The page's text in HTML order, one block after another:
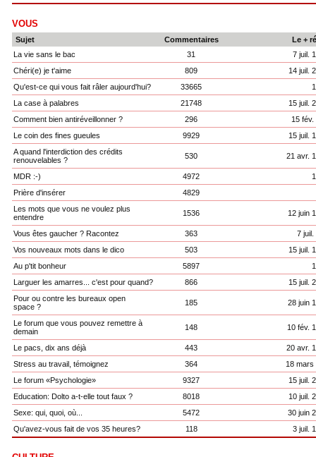
VOUS
Sujet Commentaires
Le +
La vie sans le bac
31
7 juil.
Chéri(e) je t'aime
809
14 juil.
Qu'est-ce qui vous fait râler aujourd'hui?
33665
La case à palabres
21748
15 juil.
Comment bien antiréveillonner ?
296
15 fév.
Le coin des fines gueules
9929
15 juil.
A quand l'interdiction des crédits
renouvelables ?
530 21 avr.
MDR :-) 4972
Prière d'insérer
4829
Les mots que vous ne voulez plus
entendre
1536 12 juin
Vous êtes gaucher ? Racontez 363
7 juil.
Vos nouveaux mots dans le dico
503
15 juil.
Au p'tit bonheur
5897
Larguer les amarres... c'est pour quand?
866
15 juil.
Pour ou contre les bureaux open
space ?
185 28 juin
Le forum que vous pouvez remettre à
demain
148 10 fév.
Le pacs, dix ans déjà 443
20 avr.
Stress au travail, témoignez
364
18 mars
Le forum «Psychologie»
9327
15 juil.
Education: Dolto a-t-elle tout faux ?
8018
10 juil.
Sexe: qui, quoi, où...
5472
30 juin
Qu'avez-vous fait de vos 35 heures?
118 3 juil.